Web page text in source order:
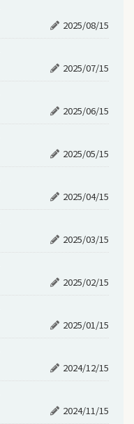
2025/08/15
2025/07/15
2025/06/15
2025/05/15
2025/04/15
2025/03/15
2025/02/15
2025/01/15
2024/12/15
2024/11/15